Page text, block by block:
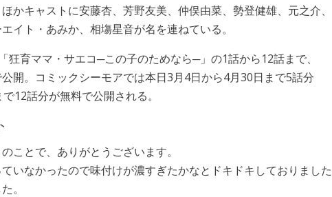
かキャストに安藤杏、芳野友美、仲俣由菜、勢登健雄、元之介、
イト・あみか、相塲星音が名を連ねている。
育ママ・サエコ─この子のためなら─」の1話から12話まで、
開。コミックシーモアでは本日3月4日から4月30日まで5話分
12話分が無料で公開される。
ことで、ありがとうございます。
いなかったので味付けが濃すぎたかなとドキドキしておりました
。